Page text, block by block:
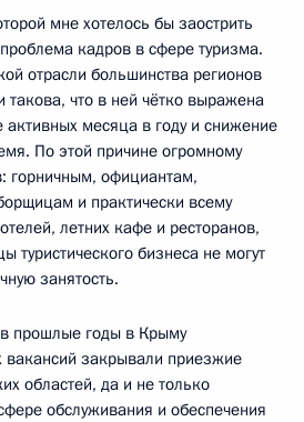
мне хотелось бы заострить
кадров в сфере туризма.
отрасли большинства регионов
что в ней чётко выражена
активных месяца в году и снижение
По этой причине огромному
горничным, официантам,
и практически всему
летних кафе и ресторанов,
туристического бизнеса не могут
занятость.
прошлые годы в Крыму
вакансий закрывали приезжие
областей, да и не только
обслуживания и обеспечения